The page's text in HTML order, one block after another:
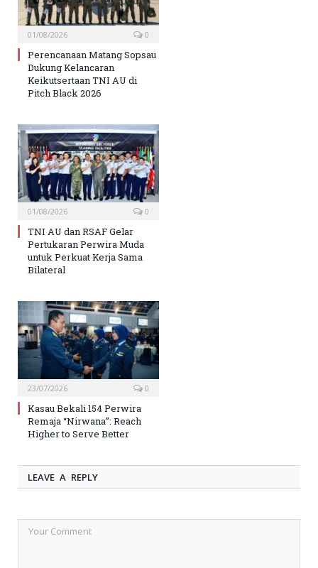
01/08/2026 0
Perencanaan Matang Sopsau
Dukung Kelancaran
Keikutsertaan TNI AU di
Pitch Black 2026
01/08/2026 0
TNI AU dan RSAF Gelar
Pertukaran Perwira Muda
untuk Perkuat Kerja Sama
Bilateral
23/07/2026 0
Kasau Bekali 154 Perwira
Remaja “Nirwana”: Reach
Higher to Serve Better
LEAVE A REPLY